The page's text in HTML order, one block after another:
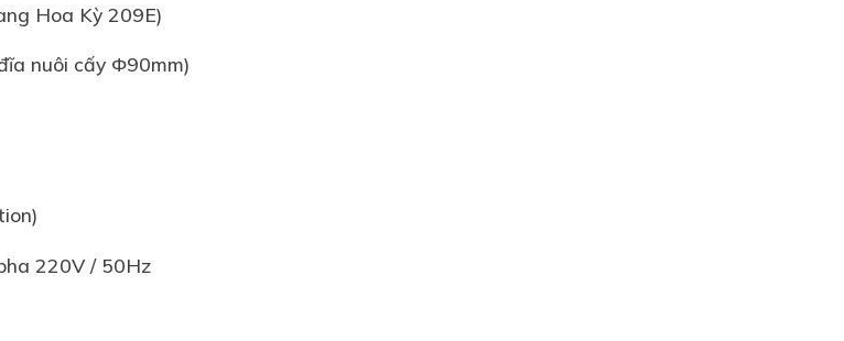
Hoa Kỳ 209E)
nuôi cấy Φ90mm)
220V / 50Hz